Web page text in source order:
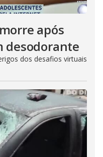
após
desodorante
dos desafios virtuais